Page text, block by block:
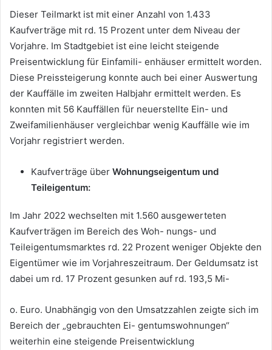
Dieser Teilmarkt ist mit einer Anzahl von 1.433
Kaufverträge mit rd. 15 Prozent unter dem Niveau der
Vorjahre. Im Stadtgebiet ist eine leicht steigende
Preisentwicklung für Einfamili- enhäuser ermittelt worden.
Diese Preissteigerung konnte auch bei einer Auswertung
der Kauffälle im zweiten Halbjahr ermittelt werden. Es
konnten mit 56 Kauffällen für neuerstellte Ein- und
Zweifamilienhäuser vergleichbar wenig Kauffälle wie im
Vorjahr registriert werden.
Kaufverträge über Wohnungseigentum und
Teileigentum:
Im Jahr 2022 wechselten mit 1.560 ausgewerteten
Kaufverträgen im Bereich des Woh- nungs- und
Teileigentumsmarktes rd. 22 Prozent weniger Objekte den
Eigentümer wie im Vorjahreszeitraum. Der Geldumsatz ist
dabei um rd. 17 Prozent gesunken auf rd. 193,5 Mi-
o. Euro. Unabhängig von den Umsatzzahlen zeigte sich im
Bereich der „gebrauchten Ei- gentumswohnungen“
weiterhin eine steigende Preisentwicklung